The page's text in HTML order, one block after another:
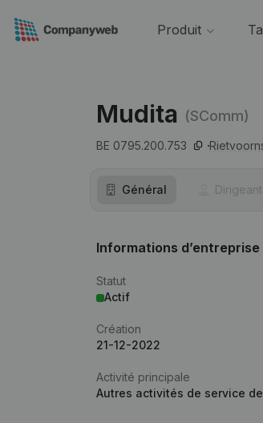
Produit
Mudita (SComm)
BE 0795.200.753
Général
Informations d’entreprise
Statut
Actif
Création
21-12-2022
Activité principale
Autres activités de service